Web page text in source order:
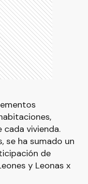
cada vivienda.
se ha sumado un
de
y Leonas x